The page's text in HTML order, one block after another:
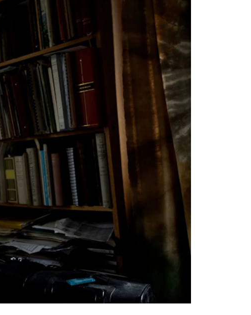
Søknad og opptak
ORGANISASJON
Aktuelle saker
Organisering av NMH
Biblioteket
Utvalg og komitéer
Strategier, planer og rapporter
Hvem gjør hva i administrasjonen